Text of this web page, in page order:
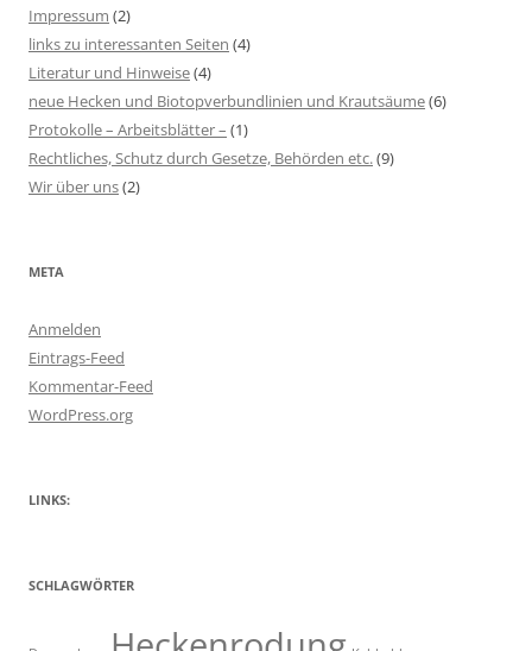
Impressum (2)
links zu interessanten Seiten (4)
Literatur und Hinweise(4)
neue Hecken und Biotopverbundlinien und Krautsäume(6)
Protokolle – Arbeitsblätter – (1)
Rechtliches, Schutz durch Gesetze, Behörden etc.(9)
Wir über uns(2)
META
Anmelden
Eintrags-Feed
Kommentar-Feed
WordPress.org
LINKS:
SCHLAGWÖRTER